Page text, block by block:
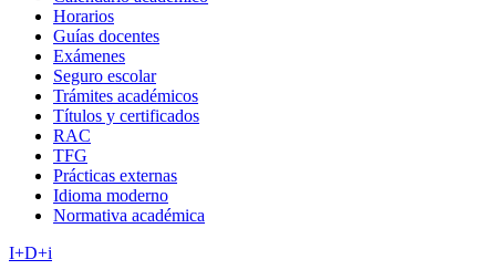
Horarios
Guías docentes
Exámenes
Seguro escolar
Trámites académicos
Títulos y certificados
RAC
TFG
Prácticas externas
Idioma moderno
Normativa académica
I+D+i